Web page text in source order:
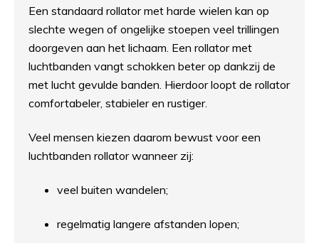
Een standaard rollator met harde wielen kan op
slechte wegen of ongelijke stoepen veel trillingen
doorgeven aan het lichaam. Een rollator met
luchtbanden vangt schokken beter op dankzij de
met lucht gevulde banden. Hierdoor loopt de rollator
comfortabeler, stabieler en rustiger.
Veel mensen kiezen daarom bewust voor een
luchtbanden rollator wanneer zij:
veel buiten wandelen;
regelmatig langere afstanden lopen;